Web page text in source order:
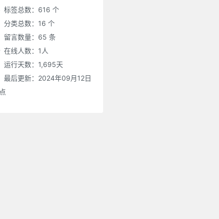
标签总数：616 个
分类总数：16 个
留言数量：65 条
在线人数： 1 人
运行天数：1,695天
最后更新：2024年09月12日